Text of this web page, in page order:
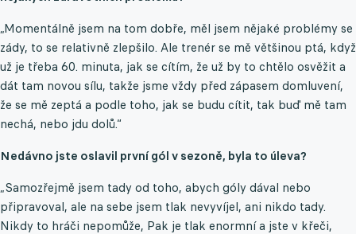
„Momentálně jsem na tom dobře, měl jsem nějaké problémy se
zády, to se relativně zlepšilo. Ale trenér se mě většinou ptá, když
už je třeba 60. minuta, jak se cítím, že už by to chtělo osvěžit a
dát tam novou sílu, takže jsme vždy před zápasem domluvení,
že se mě zeptá a podle toho, jak se budu cítit, tak buď mě tam
nechá, nebo jdu dolů.“
Nedávno jste oslavil první gól v sezoně, byla to úleva?
„Samozřejmě jsem tady od toho, abych góly dával nebo
připravoval, ale na sebe jsem tlak nevyvíjel, ani nikdo tady.
Nikdy to hráči nepomůže, Pak je tlak enormní a jste v křeči,